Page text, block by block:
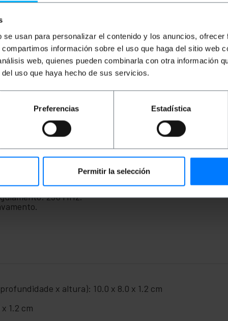
usan para personalizar el contenido y los anuncios,
información sobre el uso que haga del sitio web
web, quienes pueden combinarla con otra información
uso que haya hecho de sus servicios.
Preferencias Estadística
Permitir la selección
6 FTP (Cat.6) de 0,25 m (25 cm) e cor preto que
tampa de PVC que funciona como isolante. Ideal para
que possuam conexão Ethernet como laptops,
em formato NAS e eletrônicos de rede, como
data centers e qualquer dispositivo que exija conexão
de vídeo junto com kits especiais de
as interferências elétricas e de acordo com as
RJ45 6 FTP (Gato. 6).
acima de 100 metros.
250 MHz.
x altura): 10.0 x 8.0 x 1.2 cm
1.2 cm